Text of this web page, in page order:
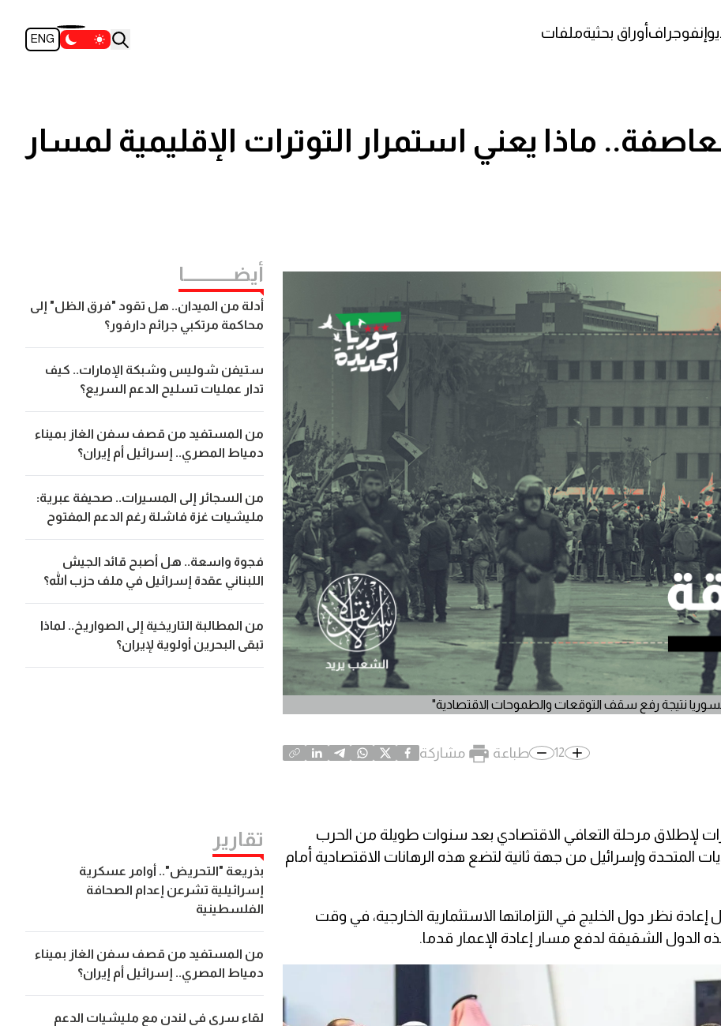
إنفوجراف أوراق بحثيةملفات ENG
ماذا يعني استمرار التوترات الإقليمية لمسار
نتيجة رفع سقف التوقعات والطموحات الاقتصادية"
أيضــــــــــــا
أدلة من الميدان.. هل تقود "فرق الظل" إلى
محاكمة مرتكبي جرائم دارفور؟
ستيفن شوليس وشبكة الإمارات.. كيف
تدار عمليات تسليح الدعم السريع؟
من المستفيد من قصف سفن الغاز بميناء
دمياط المصري.. إسرائيل أم إيران؟
من السجائر إلى المسيرات.. صحيفة عبرية:
مليشيات غزة فاشلة رغم الدعم المفتوح
فجوة واسعة.. هل أصبح قائد الجيش
اللبناني عقدة إسرائيل في ملف حزب الله؟
من المطالبة التاريخية إلى الصواريخ.. لماذا
تبقى البحرين أولوية لإيران؟
12 طباعة مشاركة
لإطلاق مرحلة التعافي الاقتصادي بعد سنوات طويلة من الحرب
المتحدة وإسرائيل من جهة ثانية لتضع هذه الرهانات الاقتصادية أمام
نظر دول الخليج في التزاماتها الاستثمارية الخارجية، في وقت
الشقيقة لدفع مسار إعادة الإعمار قدما.
تقارير
بذريعة "التحريض".. أوامر عسكرية
إسرائيلية تشرعن إعدام الصحافة
الفلسطينية
من المستفيد من قصف سفن الغاز بميناء
دمياط المصري.. إسرائيل أم إيران؟
لقاء سري في لندن مع مليشيات الدعم